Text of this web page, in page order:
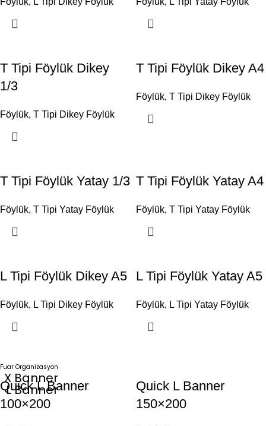
T Tipi Föylük Dikey
1/3
Föylük, T Tipi Dikey Föylük
T Tipi Föylük Dikey A4
Föylük, T Tipi Dikey Föylük
T Tipi Föylük Yatay 1/3
Föylük, T Tipi Yatay Föylük
T Tipi Föylük Yatay A4
Föylük, T Tipi Yatay Föylük
L Tipi Föylük Dikey A5
Föylük, L Tipi Dikey Föylük
L Tipi Föylük Yatay A5
Föylük, L Tipi Yatay Föylük
Fuar Organizasyon
X Banner
L Banner
Quick L Banner
100×200
Quick L Banner
150×200